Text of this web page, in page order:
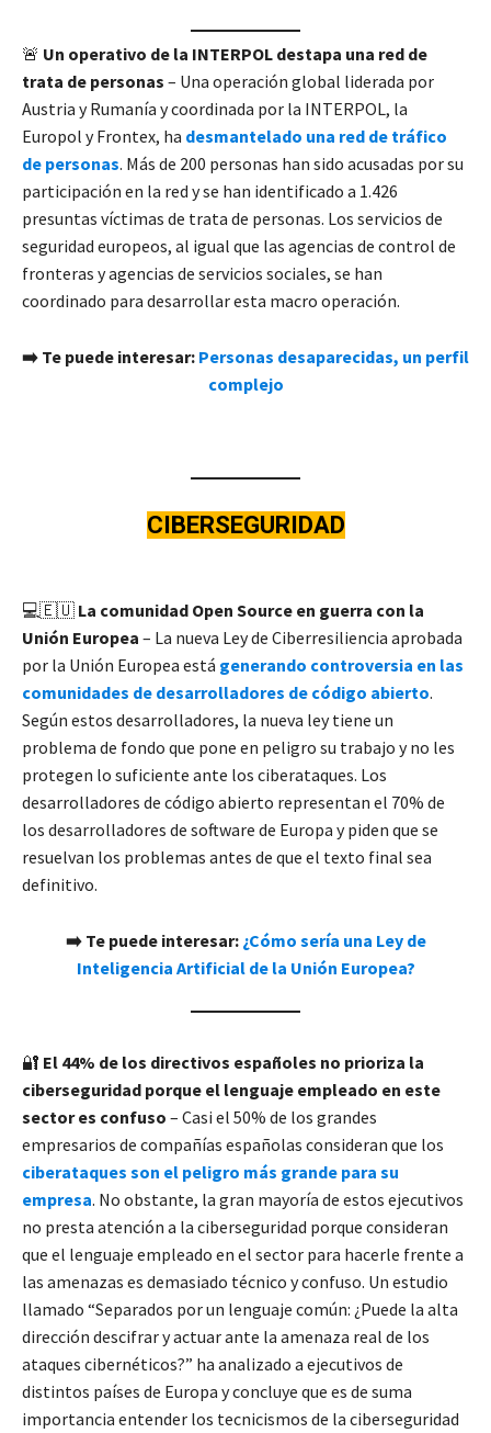
🚨 Un operativo de la INTERPOL destapa una red de
trata de personas – Una operación global liderada por
Austria y Rumanía y coordinada por la INTERPOL, la
Europol y Frontex, ha desmantelado una red de tráfico
de personas. Más de 200 personas han sido acusadas por su
participación en la red y se han identificado a 1.426
presuntas víctimas de trata de personas. Los servicios de
seguridad europeos, al igual que las agencias de control de
fronteras y agencias de servicios sociales, se han
coordinado para desarrollar esta macro operación.
➡️ Te puede interesar: Personas desaparecidas, un perfil
complejo
CIBERSEGURIDAD
💻🇪🇺 La comunidad Open Source en guerra con la
Unión Europea – La nueva Ley de Ciberresiliencia aprobada
por la Unión Europea está generando controversia en las
comunidades de desarrolladores de código abierto.
Según estos desarrolladores, la nueva ley tiene un
problema de fondo que pone en peligro su trabajo y no les
protegen lo suficiente ante los ciberataques. Los
desarrolladores de código abierto representan el 70% de
los desarrolladores de software de Europa y piden que se
resuelvan los problemas antes de que el texto final sea
definitivo.
➡️ Te puede interesar: ¿Cómo sería una Ley de
Inteligencia Artificial de la Unión Europea?
🔐 El 44% de los directivos españoles no prioriza la
ciberseguridad porque el lenguaje empleado en este
sector es confuso – Casi el 50% de los grandes
empresarios de compañías españolas consideran que los
ciberataques son el peligro más grande para su
empresa. No obstante, la gran mayoría de estos ejecutivos
no presta atención a la ciberseguridad porque consideran
que el lenguaje empleado en el sector para hacerle frente a
las amenazas es demasiado técnico y confuso. Un estudio
llamado “Separados por un lenguaje común: ¿Puede la alta
dirección descifrar y actuar ante la amenaza real de los
ataques cibernéticos?” ha analizado a ejecutivos de
distintos países de Europa y concluye que es de suma
importancia entender los tecnicismos de la ciberseguridad